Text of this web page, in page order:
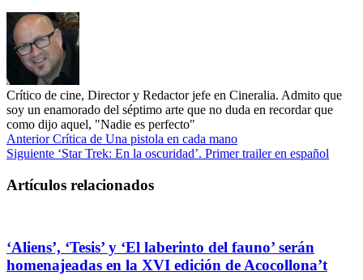
Crítico de cine, Director y Redactor jefe en Cineralia. Admito que
soy un enamorado del séptimo arte que no duda en recordar que
como dijo aquel, "Nadie es perfecto"
AnteriorCrítica de Una pistola en cada mano
Siguiente ‘Star Trek: En la oscuridad’. Primer trailer en español
Artículos relacionados
‘Aliens’, ‘Tesis’ y ‘El laberinto del fauno’ serán
homenajeadas en la XVI edición de Acocollona’t